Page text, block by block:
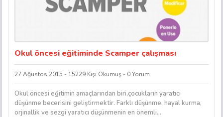
Okul öncesi eğitiminde Scamper çalışması
27 Ağustos 2015 - 15229 Kişi Okumuş - 0 Yorum
Okul öncesi eğitimin amaçlarından biri,çocukların yaratıcı
düşünme becerisini geliştirmektir. Farklı düşünme, hayal kurma,
orjinallik ve sezgi yaratıcı düşünmenin en önemli...